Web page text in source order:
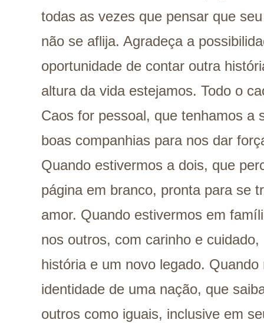
todas as vezes que pensar que
não se aflija. Agradeça a
oportunidade de contar outra
altura da vida estejamos. Todo o
Caos for pessoal, que tenhamos a
boas companhias para nos dar
Quando estivermos a dois, que
página em branco, pronta para se
amor. Quando estivermos em
nos outros, com carinho e
história e um novo legado.
identidade de uma nação, que
outros como iguais, inclusive em